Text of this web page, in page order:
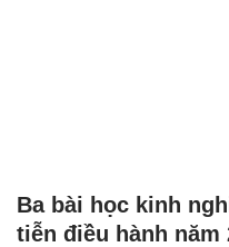
Ba bài học kinh
tiễn điều hành năm